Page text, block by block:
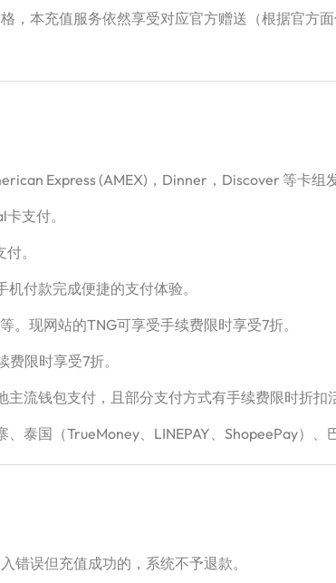
，本充值服务依然享受对应官方赠送（根据官方
Express (AMEX)，Dinner，Discover 等卡组
支付。
。
付款完成便捷的支付体验。
。现网站的TNG可享受手续费限时享受7折。
限时享受7折。
流钱包支付，且部分支付方式有手续费限时折扣
泰国（TrueMoney、LINEPAY、ShopeePay）、
错误但充值成功的，系统不予退款。